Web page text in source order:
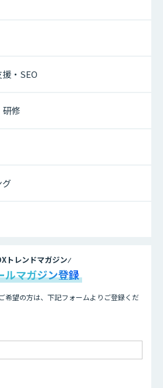
・SEO
研修
グ
トレンドマガジン
ルマガジン登録
希望の方は、下記フォームよりご登録くだ